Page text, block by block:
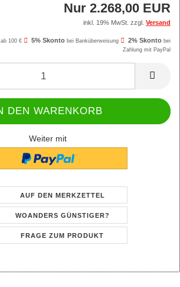
Nur 2.268,00 EUR
inkl. 19% MwSt. zzgl. Versand
ab 100 € 5% Skonto bei Banküberweisung 2% Skonto bei
Zahlung mit PayPal
Weiter mit
AUF DEN MERKZETTEL
WOANDERS GÜNSTIGER?
FRAGE ZUM PRODUKT